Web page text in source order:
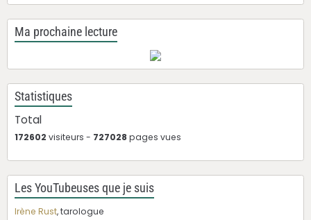
Ma prochaine lecture
Statistiques
Total
172602 visiteurs - 727028 pages vues
Les YouTubeuses que je suis
Irène Rust, tarologue